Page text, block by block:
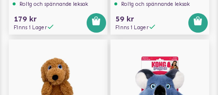
Rolig och spännande leksak
179 kr
Finns i Lager
Rolig och spännande leksak
59 kr
Finns i Lager